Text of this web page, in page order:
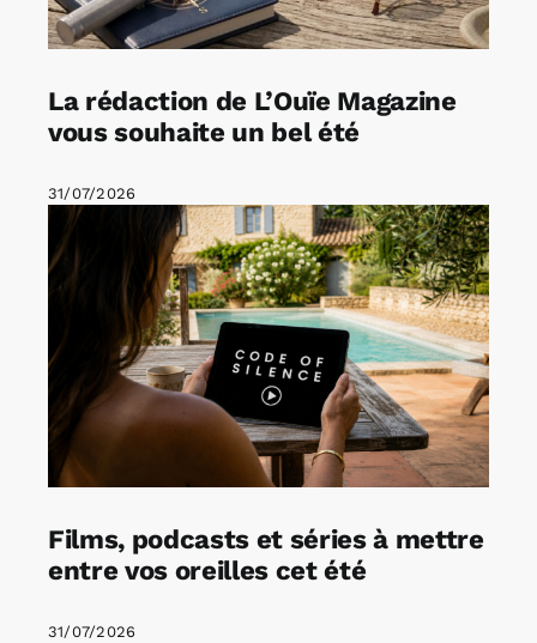
La rédaction de L’Ouïe Magazine
vous souhaite un bel été
31/07/2026
Films, podcasts et séries à mettre
entre vos oreilles cet été
31/07/2026